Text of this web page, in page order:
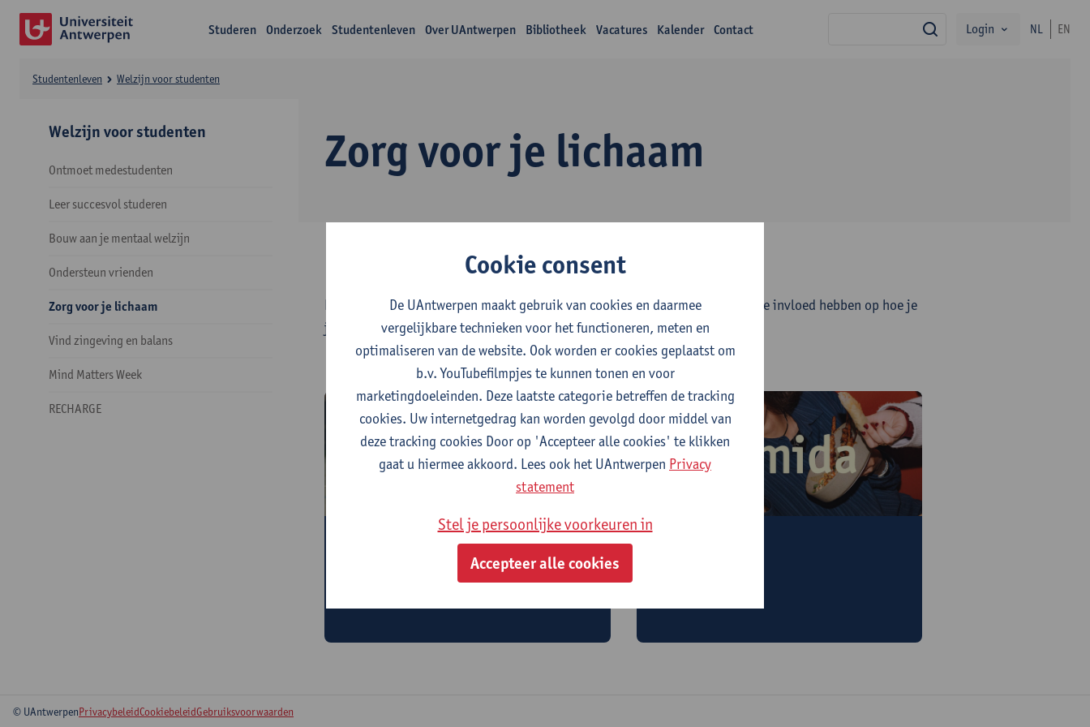
Studeren Onderzoek Studentenleven Over UAntwerpen Bibliotheek Vacatures Kalender Contact zoekLogin NL EN
Zorg voor je lichaam
Studentenleven Welzijn voor studenten
Welzijn voor studenten
Ontmoet medestudenten
Leer succesvol studeren
Bouw aan je mentaal welzijn
Ondersteun vrienden
Zorg voor je lichaam
Vind zingeving en balans
Mind Matters Week
RECHARGE
Een gezonde levensstijl(je letterlijk goed in je vel voelen) kan een positieve invloed hebben op hoe je
je figuurlijk in je vel voelt. Bekijk hier alle tips.​
Zin om te sporten?
Via Sportsticker kan je deelnemen aan
gezonde en gebalanceerde maaltijd.
© UAntwerpenPrivacybeleidCookiebeleidGebruiksvoorwaarden
Cookie consent
De UAntwerpen maakt gebruik van cookies en daarmee
vergelijkbare technieken voor het functioneren, meten en
optimaliseren van de website. Ook worden er cookies geplaatst om
b.v. YouTubefilmpjes te kunnen tonen en voor
marketingdoeleinden. Deze laatste categorie betreffen de tracking
cookies. Uw internetgedrag kan worden gevolgd door middel van
deze tracking cookies Door op 'Accepteer alle cookies' te klikken
gaat u hiermee akkoord. Lees ook het UAntwerpen Privacy
statement
Stel je persoonlijke voorkeuren in
Accepteer alle cookies